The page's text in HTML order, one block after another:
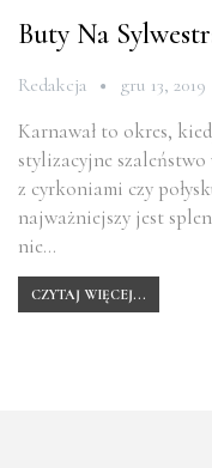
Buty Na
Redakcja gru 13, 2019
Karnawał to okres,
stylizacyjne
z cyrkoniami czy
najważniejszy jest
nie…
CZYTAJ WIĘCEJ...